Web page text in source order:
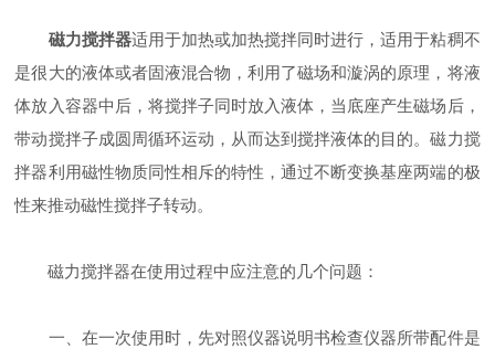
磁力搅拌器适用于加热或加热搅拌同时进行，适用于粘稠不
是很大的液体或者固液混合物，利用了磁场和漩涡的原理，将液
体放入容器中后，将搅拌子同时放入液体，当底座产生磁场后，
带动搅拌子成圆周循环运动，从而达到搅拌液体的目的。磁力搅
拌器利用磁性物质同性相斥的特性，通过不断变换基座两端的极
性来推动磁性搅拌子转动。
磁力搅拌器在使用过程中应注意的几个问题：
一、在一次使用时，先对照仪器说明书检查仪器所带配件是